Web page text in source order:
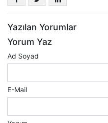
Yazılan Yorumlar
Yorum Yaz
Ad Soyad
E-Mail